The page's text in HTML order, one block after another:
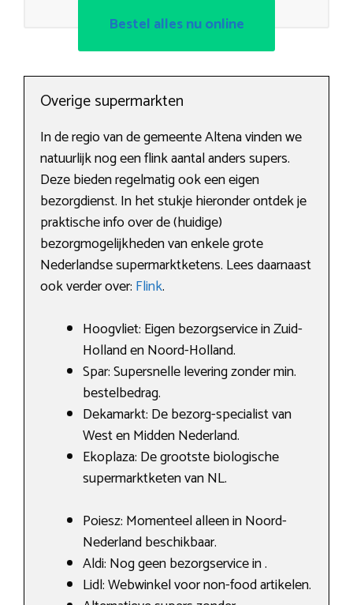
Bestel alles nu online
Overige supermarkten
In de regio van de gemeente Altena vinden we
natuurlijk nog een flink aantal anders supers.
Deze bieden regelmatig ook een eigen
bezorgdienst. In het stukje hieronder ontdek je
praktische info over de (huidige)
bezorgmogelijkheden van enkele grote
Nederlandse supermarktketens. Lees daarnaast
ook verder over: Flink.
Hoogvliet: Eigen bezorgservice in Zuid-
Holland en Noord-Holland.
Spar: Supersnelle levering zonder min.
bestelbedrag.
Dekamarkt: De bezorg-specialist van
West en Midden Nederland.
Ekoplaza: De grootste biologische
supermarktketen van NL.
Poiesz: Momenteel alleen in Noord-
Nederland beschikbaar.
Aldi: Nog geen bezorgservice in .
Lidl: Webwinkel voor non-food artikelen.